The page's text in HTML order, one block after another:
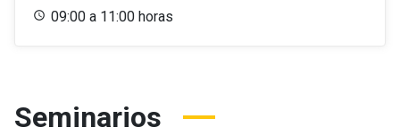
09:00 a 11:00 horas
Seminarios